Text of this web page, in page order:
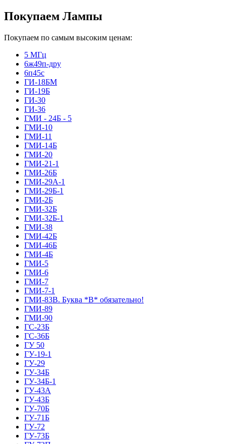
Покупаем Лампы
Покупаем по самым высоким ценам:
5 МГц
6ж49п-дру
6п45с
ГИ-18БМ
ГИ-19Б
ГИ-30
ГИ-36
ГМИ - 24Б - 5
ГМИ-10
ГМИ-11
ГМИ-14Б
ГМИ-20
ГМИ-21-1
ГМИ-26Б
ГМИ-29А-1
ГМИ-29Б-1
ГМИ-2Б
ГМИ-32Б
ГМИ-32Б-1
ГМИ-38
ГМИ-42Б
ГМИ-46Б
ГМИ-4Б
ГМИ-5
ГМИ-6
ГМИ-7
ГМИ-7-1
ГМИ-83В. Буква *В* обязательно!
ГМИ-89
ГМИ-90
ГС-23Б
ГС-36Б
ГУ 50
ГУ-19-1
ГУ-29
ГУ-34Б
ГУ-34Б-1
ГУ-43А
ГУ-43Б
ГУ-70Б
ГУ-71Б
ГУ-72
ГУ-73Б